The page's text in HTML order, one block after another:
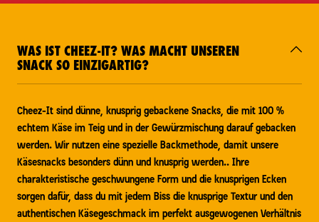
WAS IST CHEEZ-IT? WAS MACHT UNSEREN
SNACK SO EINZIGARTIG?
Cheez-It sind dünne, knusprig gebackene Snacks, die mit 100 %
echtem Käse im Teig und in der Gewürzmischung darauf gebacken
werden. Wir nutzen eine spezielle Backmethode, damit unsere
Käsesnacks besonders dünn und knusprig werden.. Ihre
charakteristische geschwungene Form und die knusprigen Ecken
sorgen dafür, dass du mit jedem Biss die knusprige Textur und den
authentischen Käsegeschmack im perfekt ausgewogenen Verhältnis